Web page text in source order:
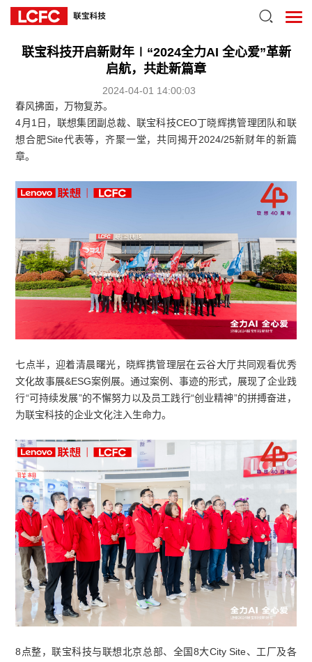
联宝科技开启新财年∣“2024全力AI 全心爱”革新
启航，共赴新篇章
2024-04-01 14:00:03
春风拂面，万物复苏。
4月1日，联想集团副总裁、联宝科技CEO丁晓辉携管理团队和联
想合肥Site代表等，齐聚一堂，共同揭开2024/25新财年的新篇
章。
七点半，迎着清晨曙光，晓辉携管理层在云谷大厅共同观看优秀
文化故事展&ESG案例展。通过案例、事迹的形式，展现了企业践
行“可持续发展”的不懈努力以及员工践行“创业精神”的拼搏奋进，
为联宝科技的企业文化注入生命力。
8点整，联宝科技与联想北京总部、全国8大City Site、工厂及各